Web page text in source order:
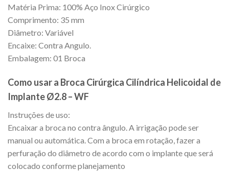
Matéria Prima: 100% Aço Inox Cirúrgico
Comprimento: 35 mm
Diâmetro: Variável
Encaixe: Contra Angulo.
Embalagem: 01 Broca
Como usar a Broca Cirúrgica Cilíndrica Helicoidal de
Implante Ø2.8 – WF
Instruções de uso:
Encaixar a broca no contra ângulo. A irrigação pode ser
manual ou automática. Com a broca em rotação, fazer a
perfuração do diâmetro de acordo com o implante que será
colocado conforme planejamento